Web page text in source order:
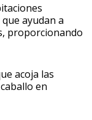
ayudan a
proporcionando
acoja las
en